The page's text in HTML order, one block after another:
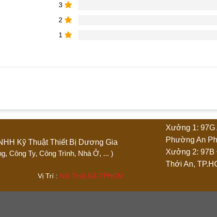
3
2
1
“Tủ trưng bày giá rẻ 1m2 x 2m vân gỗ”
TNHH Kỹ Thuật Thiết Bị Dương Gia
Công Ty, Công Trình, Nhà Ở, ... )
Vị Trí : Nội Thất Gỗ TPHCM
Xưởng 1:
Phường An
Xưởng 2:
Thới An,